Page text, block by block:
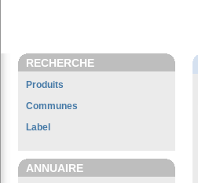
RECHERCHE
Produits
Communes
Label
ANNUAIRE